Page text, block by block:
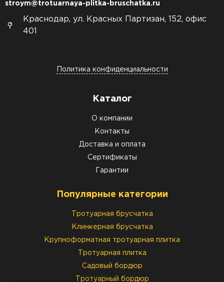
stroym@trotuarnaya-plitka-bruschatka.ru
Краснодар, ул. Красных Партизан, 152, офис
401
Политика конфиденциальности
Каталог
О компании
Контакты
Доставка и оплата
Сертификаты
Гарантии
Популярные категории
Тротуарная брусчатка
Клинкерная брусчатка
Крупноформатная тротуарная плитка
Тротуарная плитка
Садовый бордюр
Тротуарный бордюр